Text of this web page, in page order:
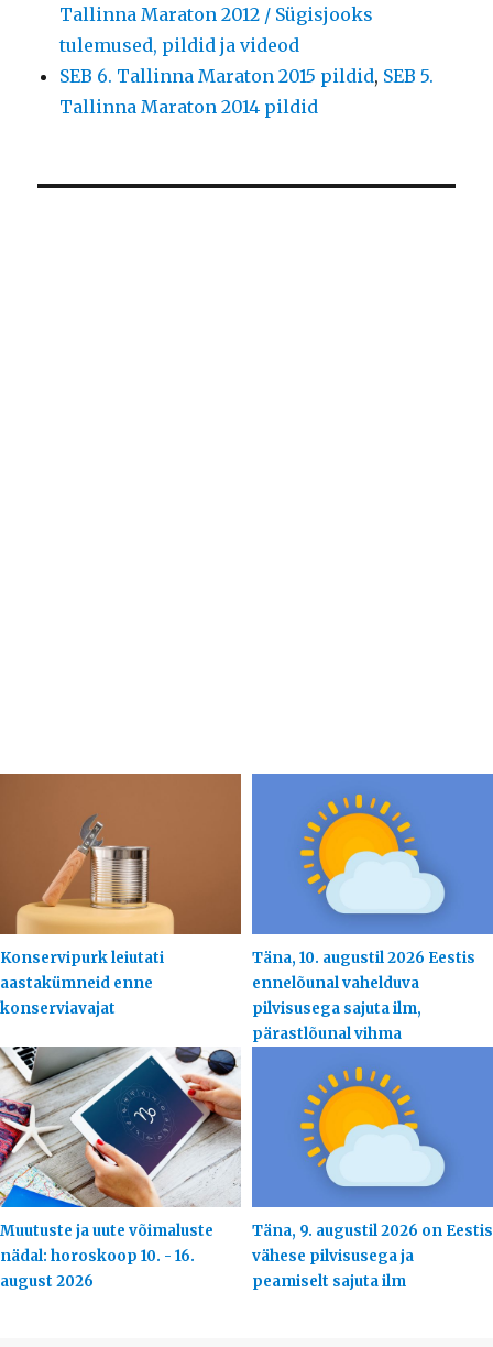
Tallinna Maraton 2012 / Sügisjooks
tulemused, pildid ja videod
SEB 6. Tallinna Maraton 2015 pildid, SEB 5.
Tallinna Maraton 2014 pildid
Konservipurk leiutati
aastakümneid enne
konserviavajat
Täna, 10. augustil 2026 Eestis
ennelõunal vahelduva
pilvisusega sajuta ilm,
pärastlõunal vihma
Muutuste ja uute võimaluste
nädal: horoskoop 10. - 16.
august 2026
Täna, 9. augustil 2026 on Eestis
vähese pilvisusega ja
peamiselt sajuta ilm